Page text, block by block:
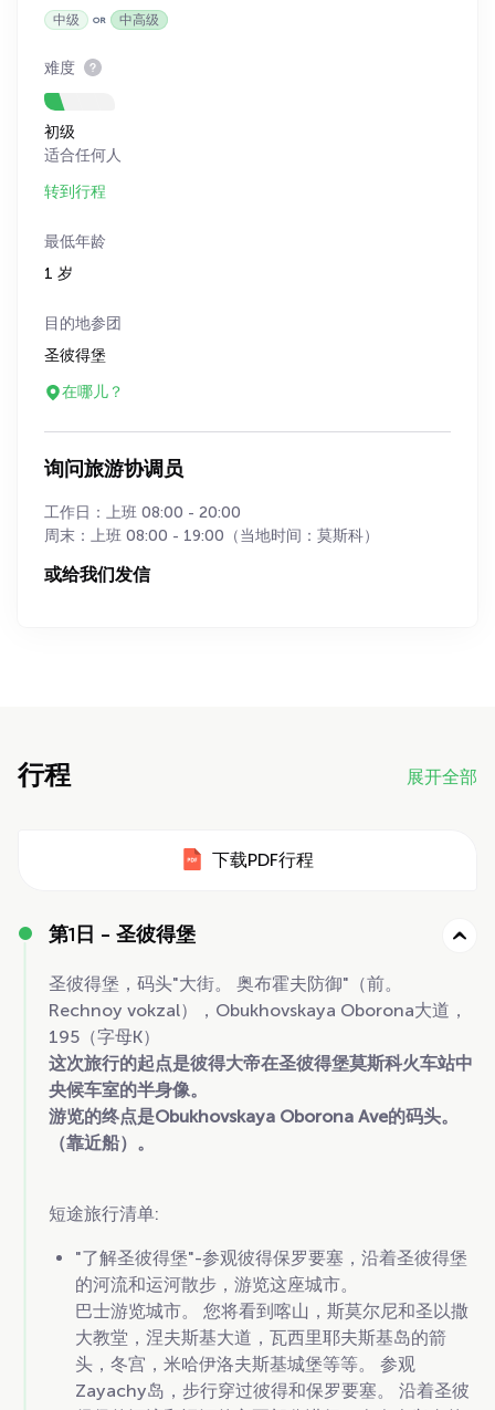
中级 中高级
难度
初级
适合任何人
转到行程
最低年龄
1 岁
目的地参团
圣彼得堡
在哪儿？
询问旅游协调员
工作日：上班 08:00 - 20:00
周末：上班 08:00 - 19:00（当地时间：莫斯科）
或给我们发信
行程 展开全部
下载PDF行程
第1日 - 圣彼得堡
圣彼得堡，码头"大街。 奥布霍夫防御"（前。
Rechnoy vokzal），Obukhovskaya Oborona大道，
195（字母K）
这次旅行的起点是彼得大帝在圣彼得堡莫斯科火车站中
央候车室的半身像。
游览的终点是Obukhovskaya Oborona Ave的码头。
（靠近船）。
短途旅行清单:
"了解圣彼得堡"-参观彼得保罗要塞，沿着圣彼得堡
的河流和运河散步，游览这座城市。
巴士游览城市。 您将看到喀山，斯莫尔尼和圣以撒
大教堂，涅夫斯基大道，瓦西里耶夫斯基岛的箭
头，冬宫，米哈伊洛夫斯基城堡等等。 参观
Zayachy岛，步行穿过彼得和保罗要塞。 沿着圣彼